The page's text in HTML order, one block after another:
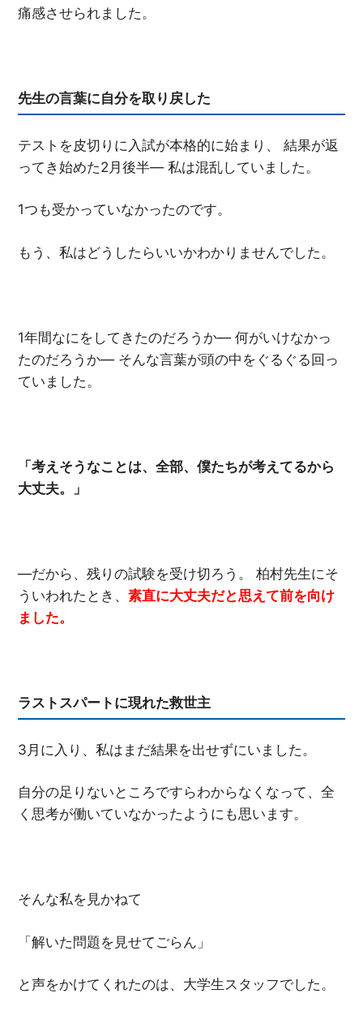
痛感させられました。
先生の言葉に自分を取り戻した
テストを皮切りに入試が本格的に始まり、 結果が返
ってき始めた2月後半― 私は混乱していました。
1つも受かっていなかったのです。
もう、私はどうしたらいいかわかりませんでした。
1年間なにをしてきたのだろうか― 何がいけなかっ
たのだろうか― そんな言葉が頭の中をぐるぐる回っ
ていました。
「考えそうなことは、全部、僕たちが考えてるから
大丈夫。」
―だから、残りの試験を受け切ろう。 柏村先生にそ
ういわれたとき、素直に大丈夫だと思えて前を向け
ました。
ラストスパートに現れた救世主
3月に入り、私はまだ結果を出せずにいました。
自分の足りないところですらわからなくなって、全
く思考が働いていなかったようにも思います。
そんな私を見かねて
「解いた問題を見せてごらん」
と声をかけてくれたのは、大学生スタッフでした。